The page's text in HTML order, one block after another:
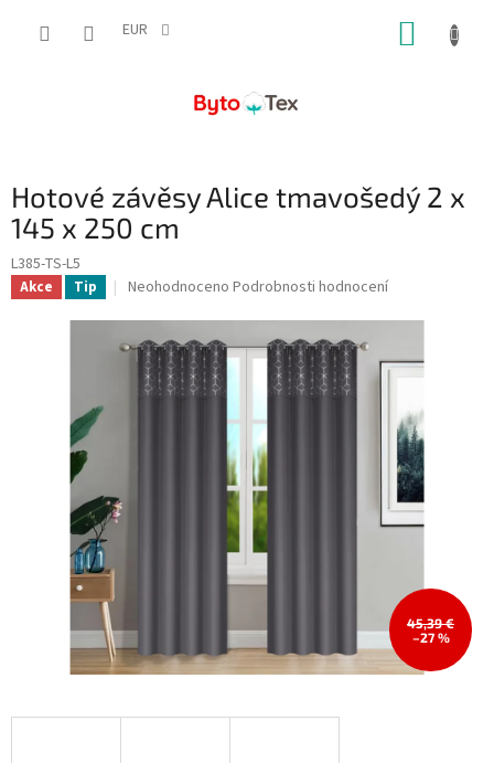
EUR
Hotové závěsy Alice tmavošedý 2 x
145 x 250 cm
L385-TS-L5
Akce Tip
Průměrné
produktu
je
0,0
Neohodnoceno Podrobnosti hodnocení
45,39 €
–27 %